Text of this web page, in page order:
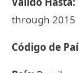
through 2015
Código de